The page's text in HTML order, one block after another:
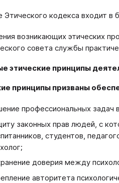
Этического кодекса входит в
возникающих этических
совета службы
этические принципы
принципы призваны
профессиональных задач
законных прав людей, с
студентов,
доверия между
авторитета